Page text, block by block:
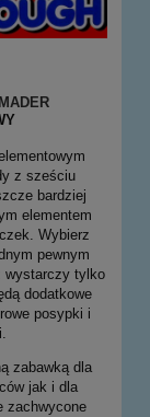
z sześciu
bardziej
elementem
Wybierz
pewnym
wystarczy tylko
dodatkowe
posypki i
zabawką dla
jak i dla
zachwycone